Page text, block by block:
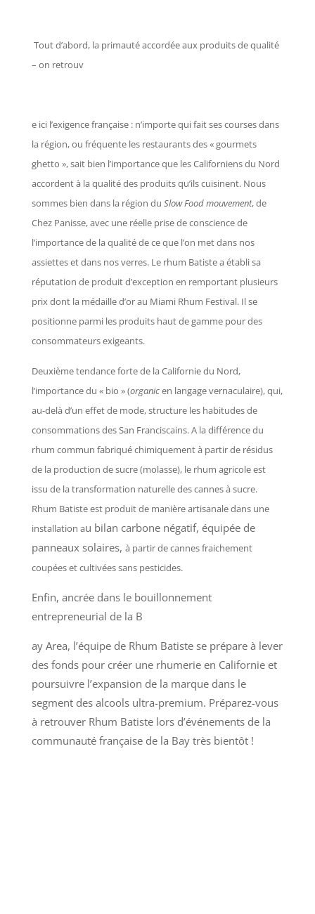
Tout d’abord, la primauté accordée aux produits de qualité
– on retrouv
e ici l’exigence française : n’importe qui fait ses courses dans
la région, ou fréquente les restaurants des « gourmets
ghetto », sait bien l’importance que les Californiens du Nord
accordent à la qualité des produits qu’ils cuisinent. Nous
sommes bien dans la région du Slow Food mouvement, de
Chez Panisse, avec une réelle prise de conscience de
l’importance de la qualité de ce que l’on met dans nos
assiettes et dans nos verres. Le rhum Batiste a établi sa
réputation de produit d’exception en remportant plusieurs
prix dont la médaille d’or au Miami Rhum Festival. Il se
positionne parmi les produits haut de gamme pour des
consommateurs exigeants.
Deuxième tendance forte de la Californie du Nord,
l’importance du « bio » (organicen langage vernaculaire), qui,
au-delà d’un effet de mode, structure les habitudes de
consommations des San Franciscains. A la différence du
rhum commun fabriqué chimiquement à partir de résidus
de la production de sucre (molasse), le rhum agricole est
issu de la transformation naturelle des cannes à sucre.
Rhum Batiste est produit de manière artisanale dans une
installation au bilan carbone négatif, équipée de
panneaux solaires, à partir de cannes fraichement
coupées et cultivées sans pesticides.
Enfin, ancrée dans le bouillonnement
entrepreneurial de la B
ay Area, l’équipe de Rhum Batiste se prépare à lever
des fonds pour créer une rhumerie en Californie et
poursuivre l’expansion de la marque dans le
segment des alcools ultra-premium. Préparez-vous
à retrouver Rhum Batiste lors d’événements de la
communauté française de la Bay très bientôt !